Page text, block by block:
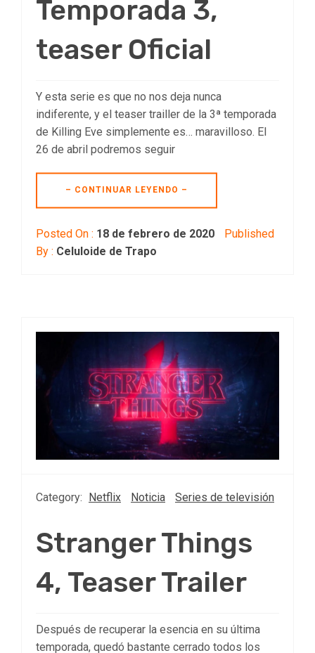
Temporada 3,
teaser Oficial
Y esta serie es que no nos deja nunca
indiferente, y el teaser trailler de la 3ª temporada
de Killing Eve simplemente es… maravilloso. El
26 de abril podremos seguir
– CONTINUAR LEYENDO –
Posted On : 18 de febrero de 2020
Published
By : Celuloide de Trapo
Category: Netflix Noticia Series de televisión
Stranger Things
4, Teaser Trailer
Después de recuperar la esencia en su última
temporada, quedó bastante cerrado todos los